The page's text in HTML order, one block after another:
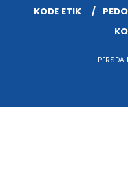
KODE ETIK